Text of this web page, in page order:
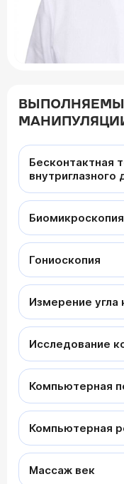
Бесконтактная
внутриглазного
Гониоскопия
Измерение угла
Исследование
Компьютерная
Компьютерная
Массаж век